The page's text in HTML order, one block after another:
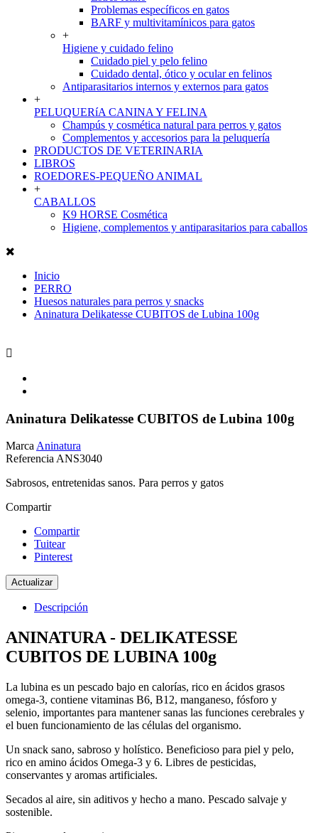
Problemas específicos en gatos
BARF y multivitamínicos para gatos
+
Higiene y cuidado felino
Cuidado piel y pelo felino
Cuidado dental, ótico y ocular en felinos
Antiparasitarios internos y externos para gatos
+
PELUQUERíA CANINA Y FELINA
Champús y cosmética natural para perros y gatos
Complementos y accesorios para la peluquería
PRODUCTOS DE VETERINARIA
LIBROS
ROEDORES-PEQUEÑO ANIMAL
+
CABALLOS
K9 HORSE Cosmética
Higiene, complementos y antiparasitarios para caballos
Inicio
PERRO
Huesos naturales para perros y snacks
Aninatura Delikatesse CUBITOS de Lubina 100g

Aninatura Delikatesse CUBITOS de Lubina 100g
MarcaAninatura
ReferenciaANS3040
Sabrosos, entretenidas sanos. Para perros y gatos
Compartir
Compartir
Tuitear
Pinterest
Descripción
ANINATURA - DELIKATESSE
CUBITOS DE LUBINA 100g
La lubina es un pescado bajo en calorías, rico en ácidos grasos
omega-3, contiene vitaminas B6, B12, manganeso, fósforo y
selenio, importantes para mantener sanas las funciones cerebrales y
el buen funcionamiento de las células del organismo.
Un snack sano, sabroso y holístico. Beneficioso para piel y pelo,
rico en amino ácidos Omega-3 y 6. Libres de pesticidas,
conservantes y aromas artificiales.
Secados al aire, sin aditivos y hecho a mano. Pescado salvaje y
sostenible.